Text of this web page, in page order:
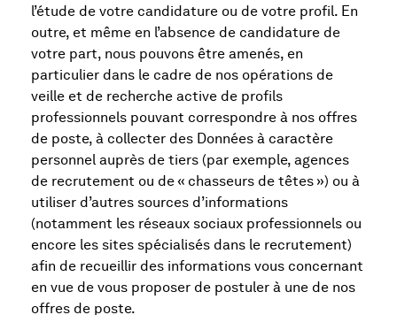
l’étude de votre candidature ou de votre profil. En
outre, et même en l’absence de candidature de
votre part, nous pouvons être amenés, en
particulier dans le cadre de nos opérations de
veille et de recherche active de profils
professionnels pouvant correspondre à nos offres
de poste, à collecter des Données à caractère
personnel auprès de tiers (par exemple, agences
de recrutement ou de « chasseurs de têtes ») ou à
utiliser d’autres sources d’informations
(notamment les réseaux sociaux professionnels ou
encore les sites spécialisés dans le recrutement)
afin de recueillir des informations vous concernant
en vue de vous proposer de postuler à une de nos
offres de poste.